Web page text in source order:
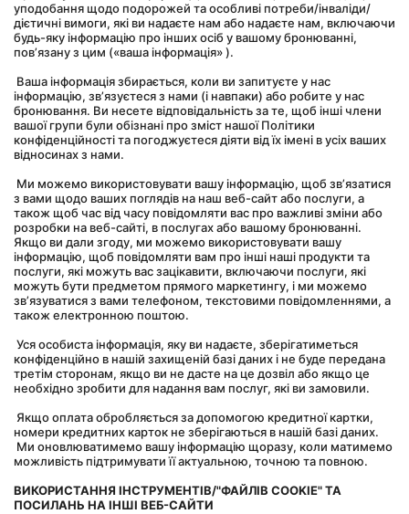
уподобання щодо подорожей та особливі потреби/інваліди/
дієтичні вимоги, які ви надаєте нам або надаєте нам, включаючи
будь-яку інформацію про інших осіб у вашому бронюванні,
пов’язану з цим («ваша інформація» ).
інформацію, зв’язуєтеся з нами (і навпаки) або робите у нас
бронювання. Ви несете відповідальність за те, щоб інші члени
вашої групи були обізнані про зміст нашої Політики
конфіденційності та погоджуєтеся діяти від їх імені в усіх ваших
відносинах з нами.
з вами щодо ваших поглядів на наш веб-сайт або послуги, а
також щоб час від часу повідомляти вас про важливі зміни або
розробки на веб-сайті, в послугах або вашому бронюванні.
Якщо ви дали згоду, ми можемо використовувати вашу
інформацію, щоб повідомляти вам про інші наші продукти та
послуги, які можуть вас зацікавити, включаючи послуги, які
можуть бути предметом прямого маркетингу, і ми можемо
зв’язуватися з вами телефоном, текстовими повідомленнями, а
також електронною поштою.
конфіденційно в нашій захищеній базі даних і не буде передана
третім сторонам, якщо ви не дасте на це дозвіл або якщо це
необхідно зробити для надання вам послуг, які ви замовили.
номери кредитних карток не зберігаються в нашій базі даних.
можливість підтримувати її актуальною, точною та повною.
ВИКОРИСТАННЯ ІНСТРУМЕНТІВ/"ФАЙЛІВ COOKIE" ТА
ПОСИЛАНЬ НА ІНШІ ВЕБ-САЙТИ